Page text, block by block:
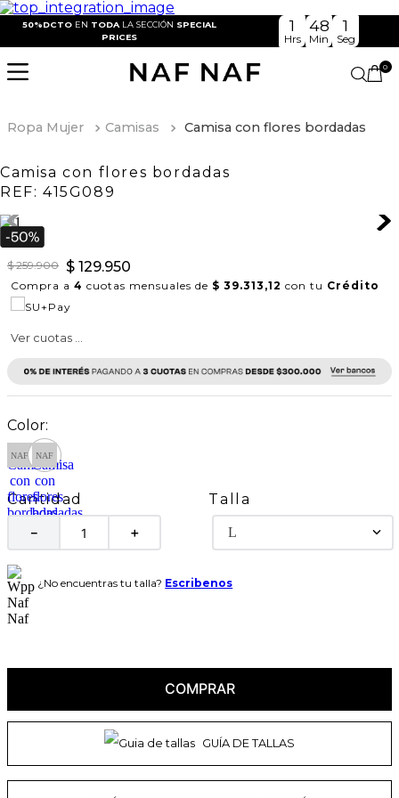
50%DCTO EN TODA LA SECCIÓN SPECIAL
PRICES
1
Hrs
48
Min
1
Seg
0
Ropa Mujer Camisas Camisa con flores bordadas
Camisa con flores bordadas
REF: 415G089
$ 259.900 $ 129.950
Compra a 4 cuotas mensuales de $ 39.313,12 con tu Crédito
Ver cuotas ...
Cantidad
＋
－
Talla
L
¿No encuentras tu talla? Escribenos
COMPRAR
GUÍA DE TALLAS